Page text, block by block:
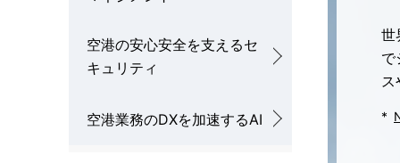
ゲ
シ
空港の安心安全を支えるセ
キュリティ
空港業務のDXを加速するAI
世
で
ス
*